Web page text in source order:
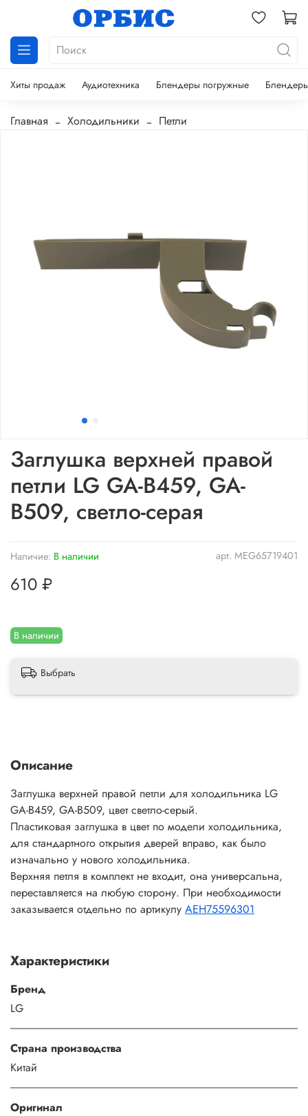
Хиты продаж Аудиотехника Блендеры погружные
Главная Холодильники Петли
арт. MEG65719401
Наличие: В наличии
В наличии
Заглушка верхней правой
петли LG GA-B459, GA-
B509, светло-серая
610 ₽
Выбрать
Описание
Заглушка верхней правой петли для холодильника LG
GA-B459, GA-B509, цвет светло-серый.
Пластиковая заглушка в цвет по модели холодильника,
для стандартного открытия дверей вправо, как было
изначально у нового холодильника.
Верхняя петля в комплект не входит, она универсальна,
переставляется на любую сторону. При необходимости
заказывается отдельно по артикулу AEH75596301
Характеристики
Бренд
LG
Страна производства
Китай
Оригинал